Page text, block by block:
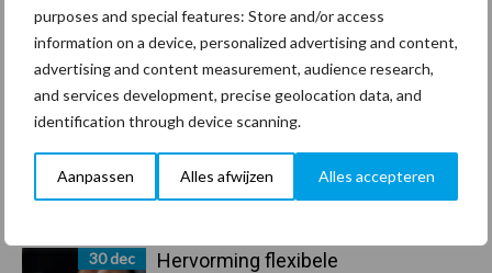
purposes and special features: Store and/or access
information on a device, personalized advertising and content,
advertising and content measurement, audience research,
and services development, precise geolocation data, and
identification through device scanning.
Aanpassen Alles afwijzen Alles accepteren
Primaire
Recent nieuws Partner nieuws
30 dec
Hervorming flexibele
Toon meer